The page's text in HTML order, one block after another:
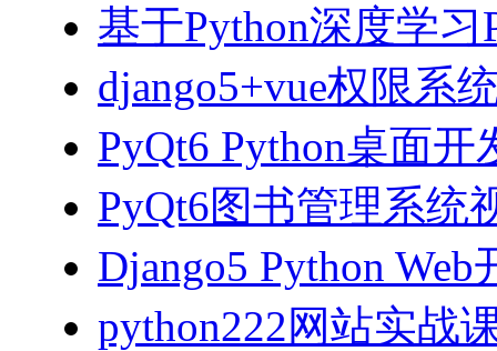
基于Python深度学
django5+vue权限系
PyQt6 Python桌面开
PyQt6图书管理系统
Django5 Python
python222网站实战